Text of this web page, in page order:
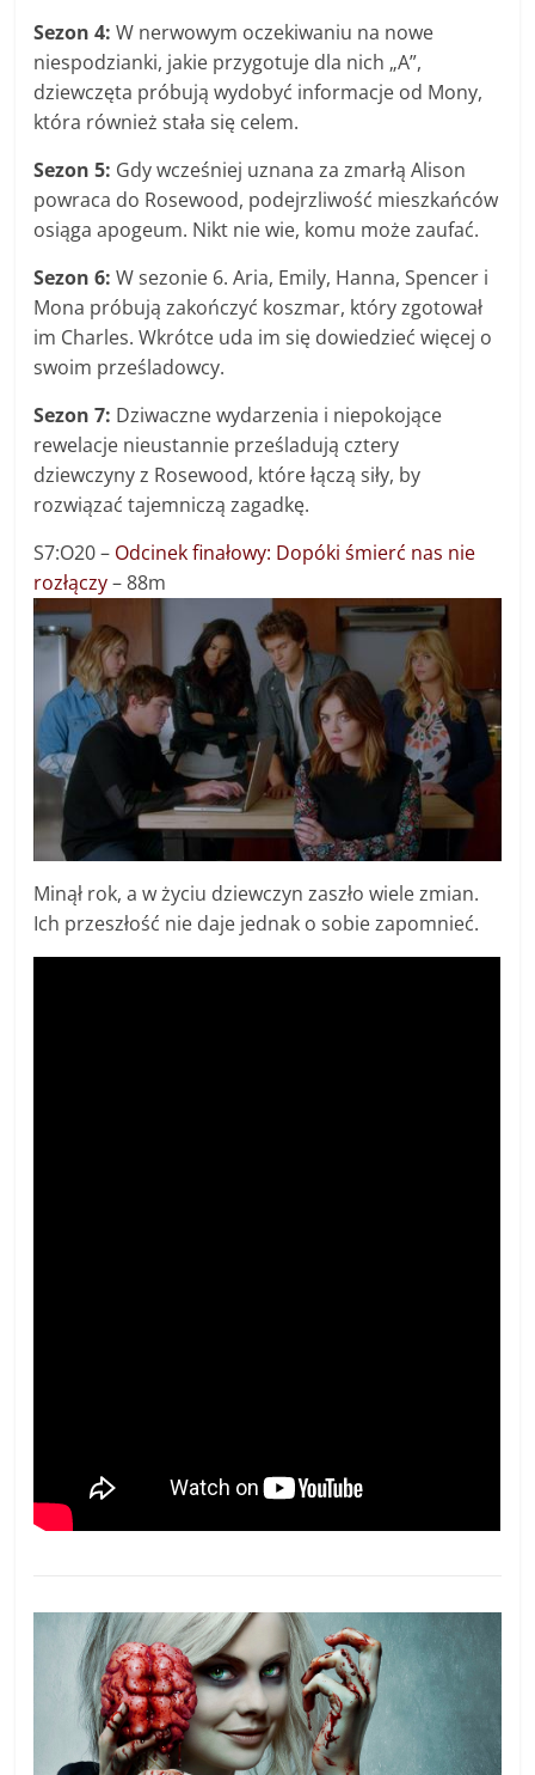
Sezon 4: W nerwowym oczekiwaniu na nowe
niespodzianki, jakie przygotuje dla nich „A”,
dziewczęta próbują wydobyć informacje od Mony,
która również stała się celem.
Sezon 5: Gdy wcześniej uznana za zmarłą Alison
powraca do Rosewood, podejrzliwość mieszkańców
osiąga apogeum. Nikt nie wie, komu może zaufać.
Sezon 6: W sezonie 6. Aria, Emily, Hanna, Spencer i
Mona próbują zakończyć koszmar, który zgotował
im Charles. Wkrótce uda im się dowiedzieć więcej o
swoim prześladowcy.
Sezon 7: Dziwaczne wydarzenia i niepokojące
rewelacje nieustannie prześladują cztery
dziewczyny z Rosewood, które łączą siły, by
rozwiązać tajemniczą zagadkę.
S7:O20 – Odcinek finałowy: Dopóki śmierć nas nie
rozłączy– 88m
Minął rok, a w życiu dziewczyn zaszło wiele zmian.
Ich przeszłość nie daje jednak o sobie zapomnieć.